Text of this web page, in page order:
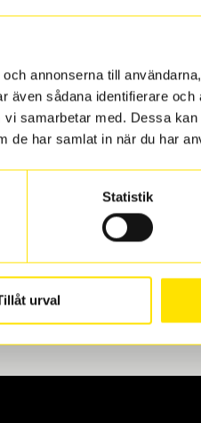
annonserna till
sådana identifierare och
samarbetar med. Dessa
de har samlat in när du har
Statistik
urval
av våra
När vi byter dina däck